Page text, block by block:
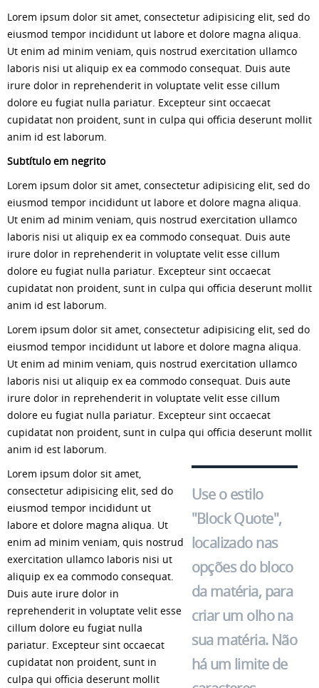
Lorem ipsum dolor sit amet, consectetur adipisicing elit, sed do
eiusmod tempor incididunt ut labore et dolore magna aliqua.
Ut enim ad minim veniam, quis nostrud exercitation ullamco
laboris nisi ut aliquip ex ea commodo consequat. Duis aute
irure dolor in reprehenderit in voluptate velit esse cillum
dolore eu fugiat nulla pariatur. Excepteur sint occaecat
cupidatat non proident, sunt in culpa qui officia deserunt mollit
anim id est laborum.
Subtítulo em negrito
Lorem ipsum dolor sit amet, consectetur adipisicing elit, sed do
eiusmod tempor incididunt ut labore et dolore magna aliqua.
Ut enim ad minim veniam, quis nostrud exercitation ullamco
laboris nisi ut aliquip ex ea commodo consequat. Duis aute
irure dolor in reprehenderit in voluptate velit esse cillum
dolore eu fugiat nulla pariatur. Excepteur sint occaecat
cupidatat non proident, sunt in culpa qui officia deserunt mollit
anim id est laborum.
Lorem ipsum dolor sit amet, consectetur adipisicing elit, sed do
eiusmod tempor incididunt ut labore et dolore magna aliqua.
Ut enim ad minim veniam, quis nostrud exercitation ullamco
laboris nisi ut aliquip ex ea commodo consequat. Duis aute
irure dolor in reprehenderit in voluptate velit esse cillum
dolore eu fugiat nulla pariatur. Excepteur sint occaecat
cupidatat non proident, sunt in culpa qui officia deserunt mollit
anim id est laborum.
Use o estilo
"Block Quote",
localizado nas
opções do bloco
da matéria, para
criar um olho na
sua matéria. Não
há um limite de
Lorem ipsum dolor sit amet,
consectetur adipisicing elit, sed do
eiusmod tempor incididunt ut
labore et dolore magna aliqua. Ut
enim ad minim veniam, quis nostrud
exercitation ullamco laboris nisi ut
aliquip ex ea commodo consequat.
Duis aute irure dolor in
reprehenderit in voluptate velit esse
cillum dolore eu fugiat nulla
pariatur. Excepteur sint occaecat
cupidatat non proident, sunt in
culpa qui officia deserunt mollit